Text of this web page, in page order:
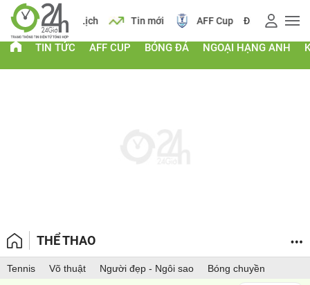
Lịch Tin mới AFF Cup Điểm chuẩn 2026
TIN TỨC AFF CUP BÓNG ĐÁ NGOẠI HẠNG ANH
THỂ THAO
Tennis Võ thuật Người đẹp - Ngôi sao Bóng chuyền